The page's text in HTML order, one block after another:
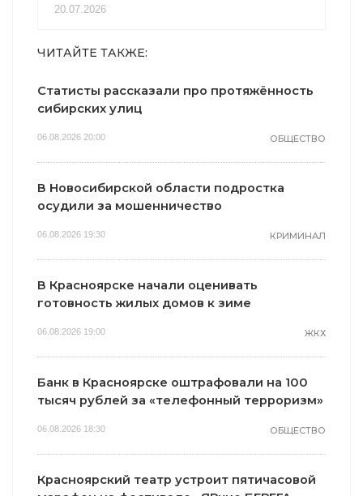
20.07.2026
ЧИТАЙТЕ ТАКЖЕ:
Статисты рассказали про протяжённость
сибирских улиц
06.08.2026 20:00 ОБЩЕСТВО
В Новосибирской области подростка
осудили за мошенничество
06.08.2026 19:30 КРИМИНАЛ
В Красноярске начали оценивать
готовность жилых домов к зиме
06.08.2026 19:00 ЖКХ
Банк в Красноярске оштрафовали на 100
тысяч рублей за «телефонный терроризм»
06.08.2026 18:30 ОБЩЕСТВО
Красноярский театр устроит пятичасовой